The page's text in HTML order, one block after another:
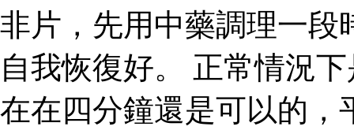
非片，先用中藥調理一段
自我恢復好。 正常情況
在在四分鐘還是可以的，